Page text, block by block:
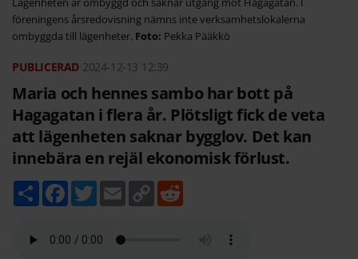
föreningens årsredovisning nämns inte verksamhetslokalerna
ombyggda till lägenheter.
Pekka Pääkkö
2024-12-13 12:39
Maria och hennes sambo har bott på
Hagagatan i flera år. Plötsligt fick de veta
att lägenheten saknar bygglov. Det kan
innebära en rejäl ekonomisk förlust.
D
e
F
b
T
w
t
E
m
C
o